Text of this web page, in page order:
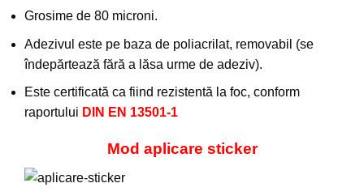
Grosime de 80 microni.
Adezivul este pe baza de poliacrilat, removabil (se
îndepărtează fără a lăsa urme de adeziv).
Este certificată ca fiind rezistentă la foc, conform
raportului DIN EN 13501-1
Mod aplicare sticker